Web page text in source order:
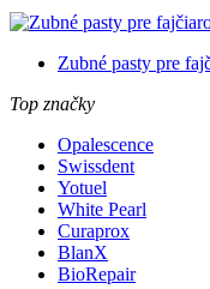
Zubné pasty pre
Top značky
Opalescence
Swissdent
Yotuel
White Pearl
Curaprox
BlanX
BioRepair